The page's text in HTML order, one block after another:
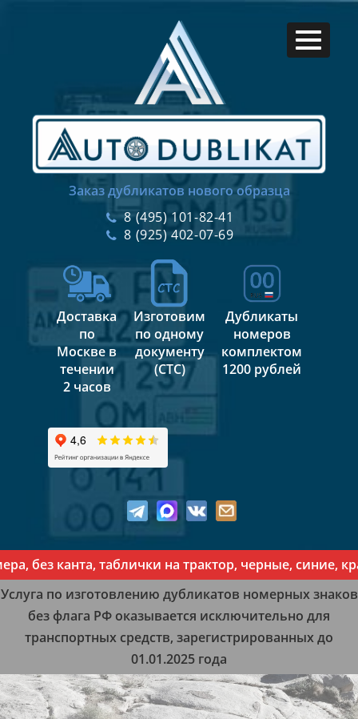
Заказ дубликатов нового образца
8 (495) 101-82-41
8 (925) 402-07-69
Доставка
по
Москве в
течении
2 часов
Изготовим
по одному
документу
(СТС)
Дубликаты
номеров
комплектом
1200 рублей
без канта, таблички на трактор, черные, синие,
Услуга по изготовлению дубликатов номерных знаков
без флага РФ оказывается исключительно для
транспортных средств, зарегистрированных до
01.01.2025 года